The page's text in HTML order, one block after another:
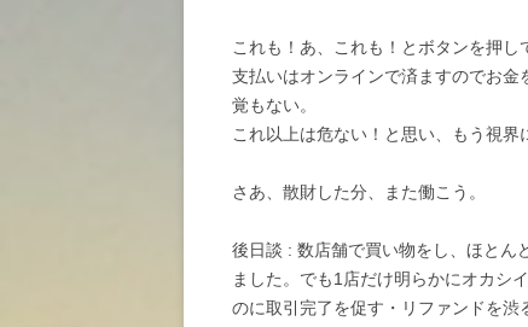
これも！あ、これも！とボタンを押し
支払いはオンラインで済ますのでお
覚もない。
これ以上は危ない！と思い、もう視界
さあ、散財した分、また働こう。
後日談 : 数店舗で買い物をし、ほとん
ました。でも1店だけ明らかにオカシ
のに取引完了を促す・リファンドを